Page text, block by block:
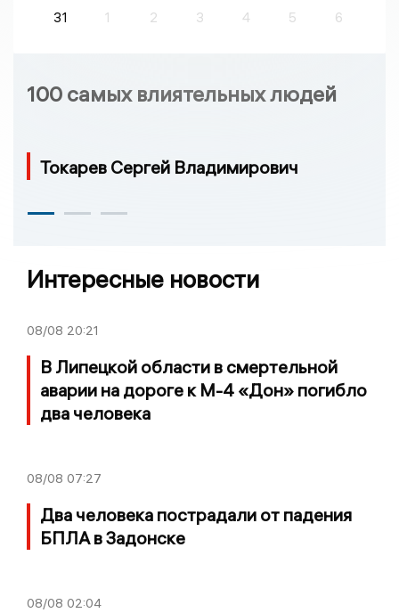
31
1 2 3 4 5 6
100 самых влиятельных людей
Токарев Сергей Владимирович
Интересные новости
08/08 20:21
В Липецкой области в смертельной
аварии на дороге к М-4 «Дон» погибло
два человека
08/08 07:27
Два человека пострадали от падения
БПЛА в Задонске
08/08 02:04